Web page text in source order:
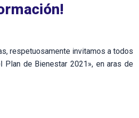
respetuosamente invitamos a todos
de Bienestar 2021», en aras de